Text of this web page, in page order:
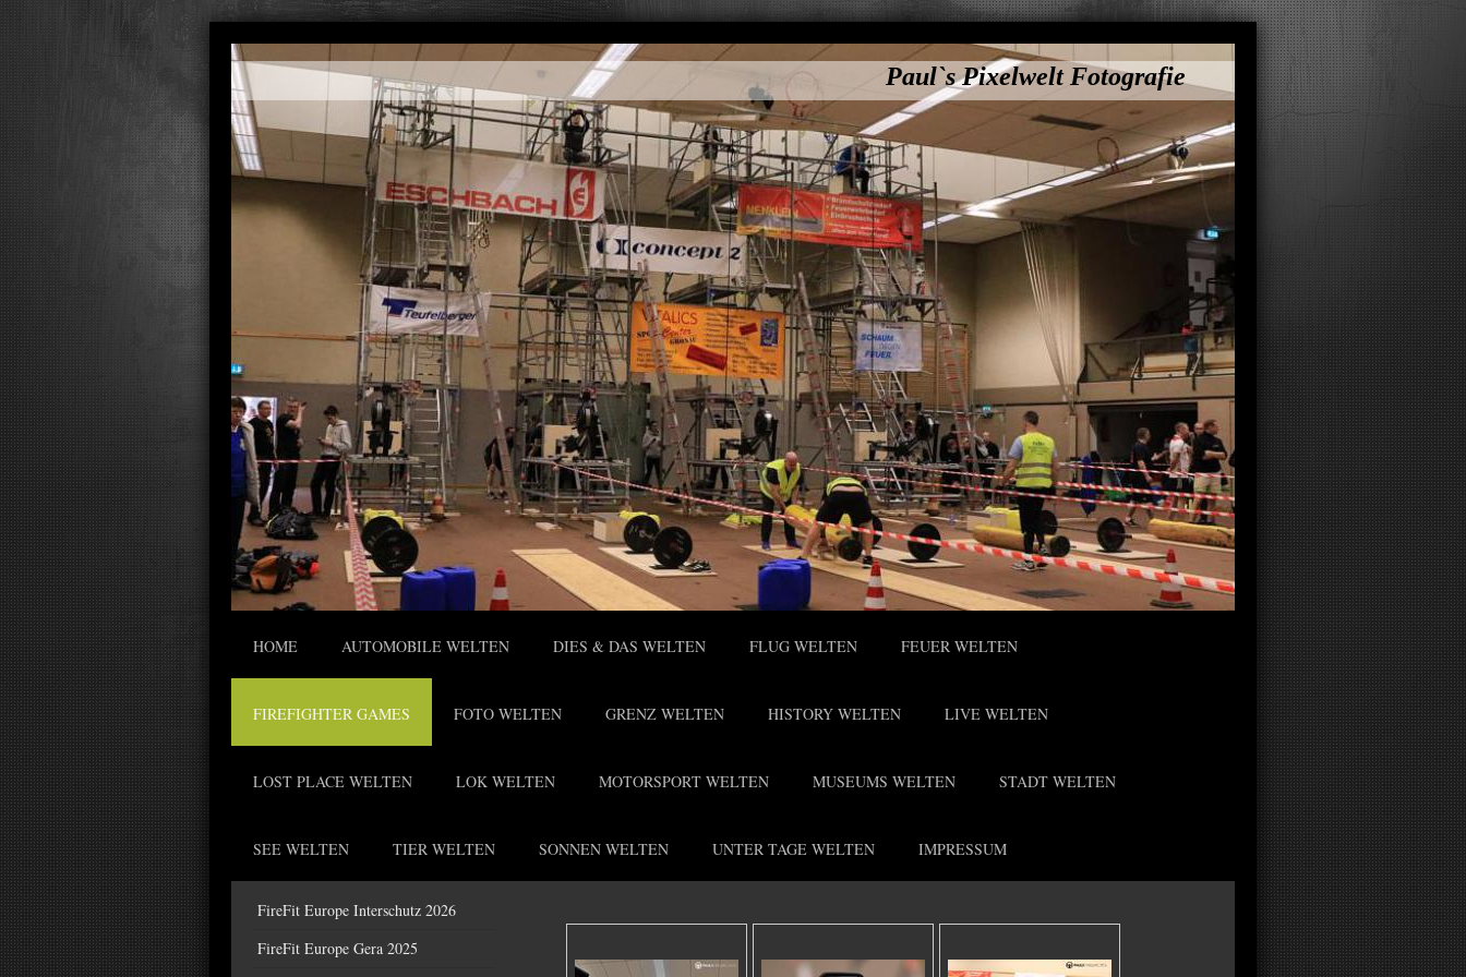
Paul`s Pixelwelt Fotografie
HOME AUTOMOBILE WELTEN DIES & DAS WELTEN FLUG WELTEN FEUER WELTEN
FIREFIGHTER GAMES FOTO WELTEN GRENZ WELTEN HISTORY WELTEN LIVE WELTEN
LOST PLACE WELTEN LOK WELTEN MOTORSPORT WELTEN MUSEUMS WELTEN STADT WELTEN
SEE WELTEN TIER WELTEN SONNEN WELTEN UNTER TAGE WELTEN IMPRESSUM
FireFit Europe Interschutz 2026
FireFit Europe Gera 2025